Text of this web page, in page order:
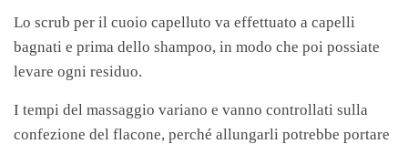
Lo scrub per il cuoio capelluto va effettuato a capelli
bagnati e prima dello shampoo, in modo che poi possiate
levare ogni residuo.
I tempi del massaggio variano e vanno controllati sulla
confezione del flacone, perché allungarli potrebbe portare